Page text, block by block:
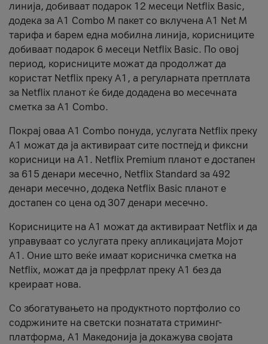
линија, добиваат подарок 12 месеци Netflix Basic,
додека за A1 Combo M пакет со вклучена A1 Net M
тарифа и барем една мобилна линија, корисниците
добиваат подарок 6 месеци Netflix Basic. По овој
период, корисниците можат да продолжат да
користат Netflix преку А1, а регуларната претплата
за Netflix планот ќе биде додадена во месечната
сметка за А1 Combo.
Покрај оваа A1 Combo понуда, услугата Netflix преку
А1 можат да ја активираат сите постпејд и фиксни
корисници на А1. Netflix Premium планот е достапен
за 615 денари месечно, Netflix Standard за 492
денари месечно, додека Netflix Basic планот е
достапен со цена од 307 денари месечно.
Корисниците на А1 можат да активираат Netflix и да
управуваат со услугата преку апликацијата Мојот
А1. Оние што веќе имаат корисничка сметка на
Netflix, можат да ја префрлат преку А1 без да
креираат нова.
Со збогатувањето на продуктното портфолио со
содржините на светски познатата стриминг-
платформа, А1 Македонија ја докажува својата